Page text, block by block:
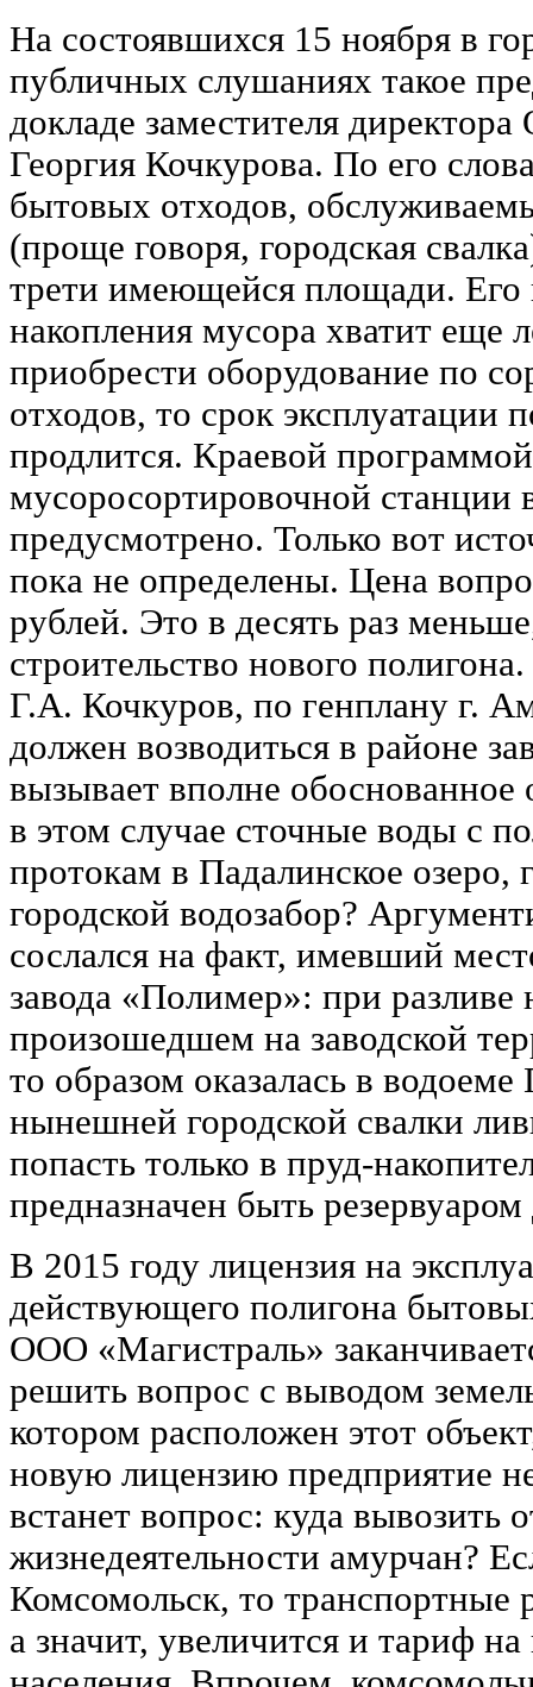
На состоявшихся 15 ноября в
публичных слушаниях такое
докладе заместителя
Георгия Кочкурова. По его
бытовых отходов,
(проще говоря, городская
трети имеющейся площади. Его
накопления мусора хватит еще
приобрести оборудование по
отходов, то срок эксплуатации
продлится. Краевой
мусоросортировочной станции
предусмотрено. Только вот
пока не определены. Цена
рублей. Это в десять раз
строительство нового
Г.А. Кочкуров, по генплану г.
должен возводиться в районе
вызывает вполне обоснованное
в этом случае сточные воды с
протокам в Падалинское озеро,
городской водозабор?
сослался на факт, имевший
завода «Полимер»: при разливе
произошедшем на заводской
то образом оказалась в
нынешней городской свалки
попасть только в пруд-
предназначен быть
В 2015 году лицензия на
действующего полигона
ООО «Магистраль»
решить вопрос с выводом
котором расположен этот
новую лицензию предприятие
встанет вопрос: куда вывозить
жизнедеятельности амурчан?
Комсомольск, то транспортные
а значит, увеличится и тариф